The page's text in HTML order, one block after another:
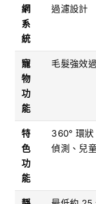
網
系
統
過濾設計
寵
物
功
能
毛髮強效
特
色
功
能
360° 環狀
偵測、兒